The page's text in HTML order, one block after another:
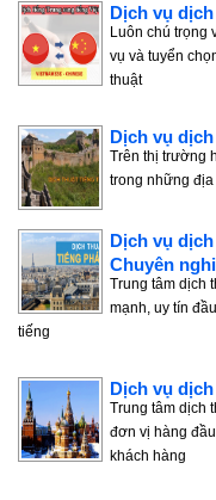
Dịch vụ
Luôn chú trọng
vụ và tuyển
thuật
Dịch vụ
Trên thị trường
trong những
Dịch vụ
Chuyên
Trung tâm dịch
mạnh, uy tín
tiếng
Dịch vụ
Trung tâm dịch
đơn vị hàng
khách hàng